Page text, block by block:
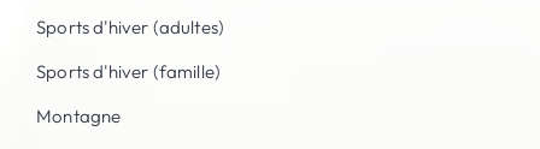
Sports d'hiver (adultes)
Sports d'hiver (famille)
Montagne